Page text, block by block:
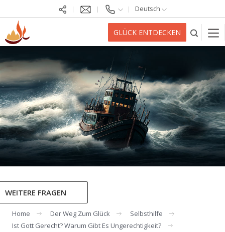
Deutsch
GLÜCK ENTDECKEN
WEITERE FRAGEN
Home Der Weg Zum Glück
Selbsthilfe
Ist Gott Gerecht? Warum Gibt Es Ungerechtigkeit?